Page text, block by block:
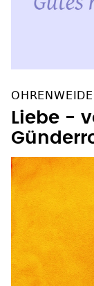
Liebe -